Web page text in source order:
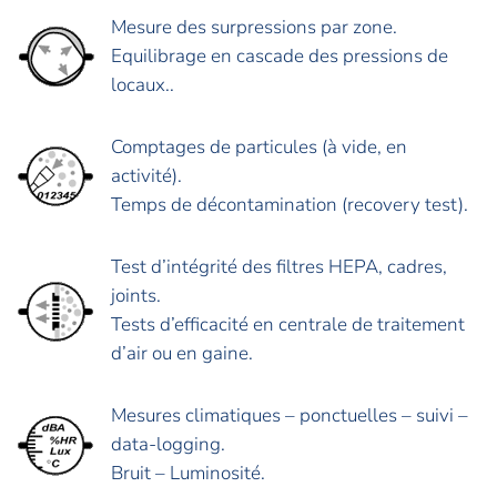
Mesure des surpressions par zone.
Equilibrage en cascade des pressions de
locaux..
Comptages de particules (à vide, en
activité).
Temps de décontamination (recovery test).
Test d’intégrité des filtres HEPA, cadres,
joints.
Tests d’efficacité en centrale de traitement
d’air ou en gaine.
Mesures climatiques – ponctuelles – suivi –
data-logging.
Bruit – Luminosité.